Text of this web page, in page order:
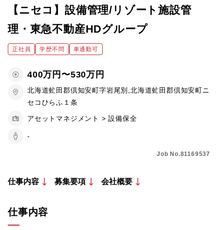
【ニセコ】設備管理/リゾート施設管
理・東急不動産HDグループ
正社員 学歴不問 車通勤可
400万円〜530万円
北海道虻田郡倶知安町字岩尾別,北海道虻田郡倶知安町ニ
セコひらふ１条
アセットマネジメント > 設備保全
-
Job No.81169537
仕事内容 募集要項 会社概要
仕事内容